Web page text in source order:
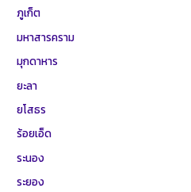
ภูเก็ต
มหาสารคราม
มุกดาหาร
ยะลา
ยโสธร
ร้อยเอ็ด
ระนอง
ระยอง